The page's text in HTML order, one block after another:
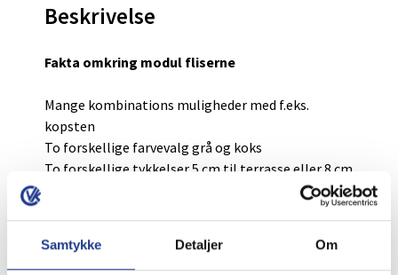
Samtykke Detaljer Om
Beskrivelse
Fakta omkring modul fliserne
Mange kombinations muligheder med f.eks.
kopsten
To forskellige farvevalg grå og koks
To forskellige tykkelser 5 cm til terrasse eller 8 cm
Modul 30og